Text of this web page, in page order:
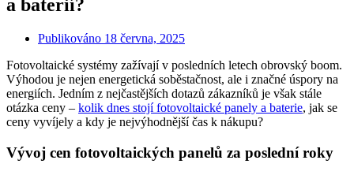
a baterií?
Publikováno 18 června, 2025
Fotovoltaické systémy zažívají v posledních letech obrovský boom.
Výhodou je nejen energetická soběstačnost, ale i značné úspory na
energiích. Jedním z nejčastějších dotazů zákazníků je však stále
otázka ceny – kolik dnes stojí fotovoltaické panely a baterie, jak se
ceny vyvíjely a kdy je nejvýhodnější čas k nákupu?
Vývoj cen fotovoltaických panelů za poslední roky